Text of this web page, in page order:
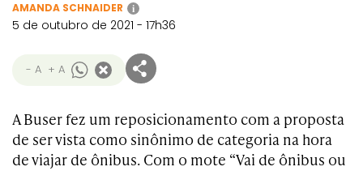
AMANDA SCHNAIDER i
5 de outubro de 2021 - 17h36
- A + A
A Buser fez um reposicionamento com a proposta
de ser vista como sinônimo de categoria na hora
de viajar de ônibus. Com o mote “Vai de ônibus ou